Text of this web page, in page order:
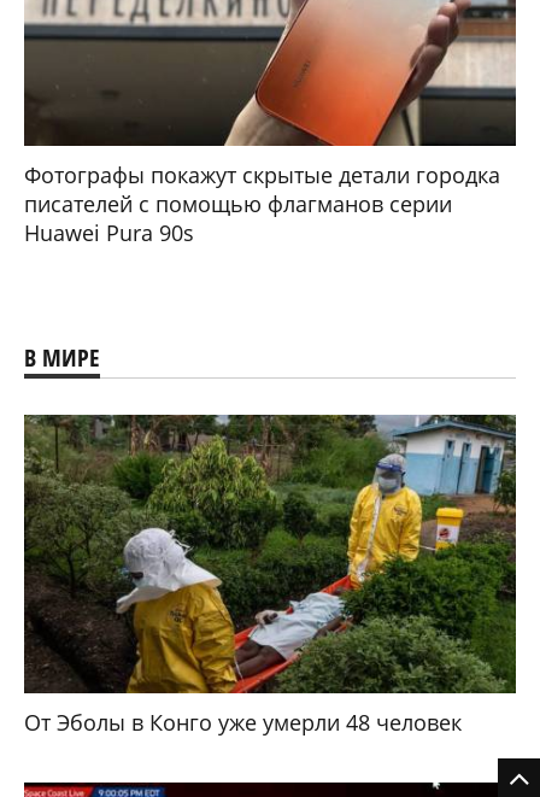
Фотографы покажут скрытые детали городка
писателей с помощью флагманов серии
Huawei Pura 90s
В МИРЕ
От Эболы в Конго уже умерли 48 человек